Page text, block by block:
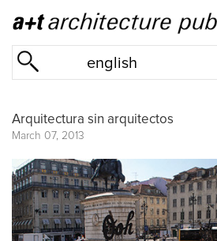
english
Arquitectura sin arquitectos
March 07, 2013